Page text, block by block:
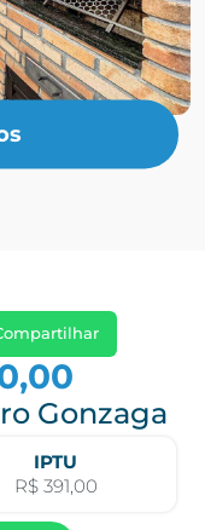
Gonzaga
IPTU
R$ 391,00